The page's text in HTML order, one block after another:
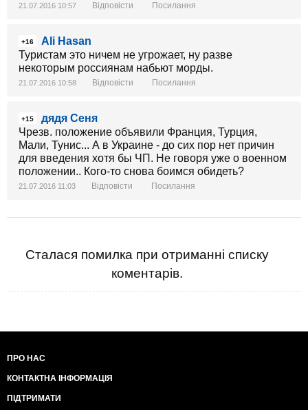
21.07.2016 10:57 Відповісти Посилання
+16
Ali Hasan
Туристам это ничем не угрожает, ну разве
некоторым россиянам набьют морды.
21.07.2016 10:58 Відповісти Посилання
+15
дядя Сеня
Чрезв. положение объявили Франция, Турция,
Мали, Тунис... А в Украине - до сих пор нет причин
для введения хотя бы ЧП. Не говоря уже о военном
положении.. Кого-то снова боимся обидеть?
21.07.2016 11:03 Відповісти Посилання
Сталася помилка при отриманні списку
коментарів.
ПРО НАС
КОНТАКТНА ІНФОРМАЦІЯ
ПІДТРИМАТИ